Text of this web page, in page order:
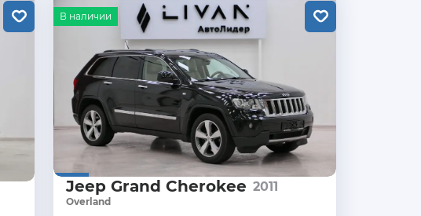
Jeep Grand Cherokee 2011
Overland
В наличии